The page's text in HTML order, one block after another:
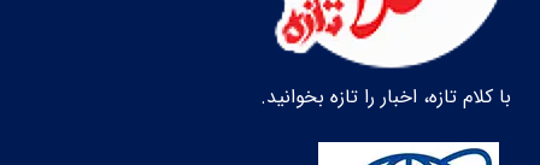
با کلام تازه، اخبار را تازه بخوانید.